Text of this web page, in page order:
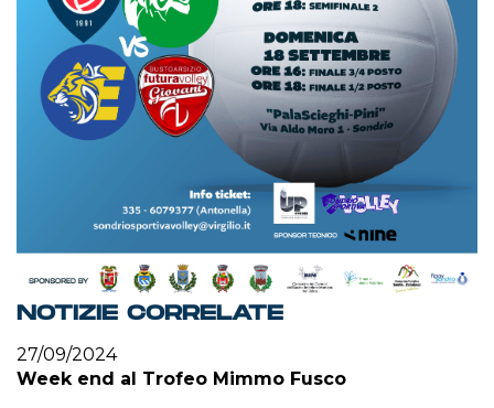
NOTIZIE CORRELATE
27/09/2024
Week end al Trofeo Mimmo Fusco